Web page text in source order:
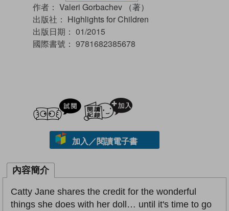
作者： Valeri Gorbachev （著）
出版社： Highlights for Children
出版日期： 01/2015
國際書號： 9781682385678
試閲
加入／閱讀電子書
內容簡介
Catty Jane shares the credit for the wonderful
things she does with her doll… until it's time to go